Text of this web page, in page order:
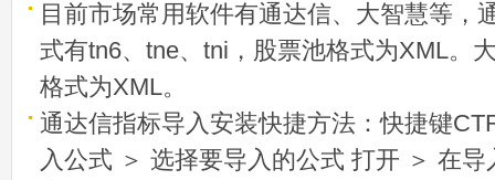
目前市场常用软件有通达信、大智慧等，
式有tn6、tne、tni，股票池格式为XML。
格式为XML。
通达信指标导入安装快捷方法：快捷键
入公式 ＞ 选择要导入的公式 打开 ＞ 在